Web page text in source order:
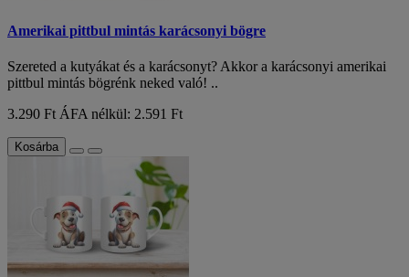
Amerikai pittbul mintás karácsonyi bögre
Szereted a kutyákat és a karácsonyt? Akkor a karácsonyi amerikai
pittbul mintás bögrénk neked való! ..
3.290 Ft ÁFA nélkül: 2.591 Ft
Kosárba